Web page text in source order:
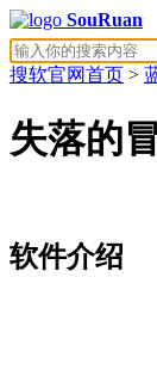
SouRuan
搜软官网首页 >
失落的
软件介绍